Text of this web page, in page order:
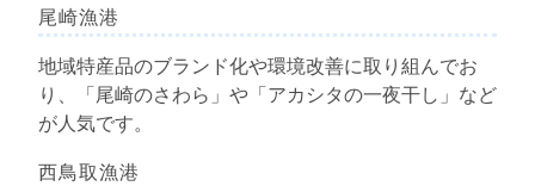
尾崎漁港
地域特産品のブランド化や環境改善に取り組んでお
り、「尾崎のさわら」や「アカシタの一夜干し」など
が人気です。
西鳥取漁港